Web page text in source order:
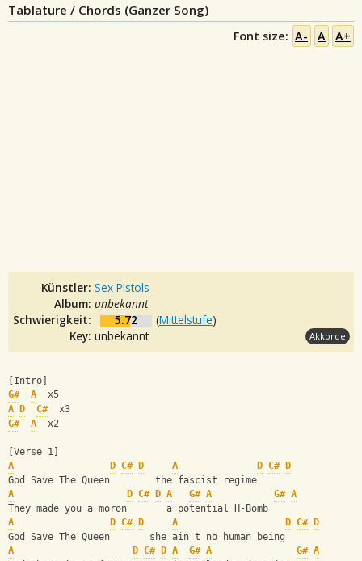
Tablature / Chords (Ganzer Song)
Font size: A- A A+
Künstler: Sex Pistols
Album: unbekannt
Schwierigkeit:
5.72 (Mittelstufe)
Key: unbekannt Akkorde
[Intro]
G#
A
  x5
A
D C#
  x3
G#
A
  x2
[Verse 1]
A
D C# D A D C#
D
God Save The Queen        the fascist regime
A
D C# D A G# A G# A
They made you a moron       a potential H-Bomb
A
D C# D A D C#
D
God Save The Queen       she ain't no human being
A
D C# D A G# A G# A